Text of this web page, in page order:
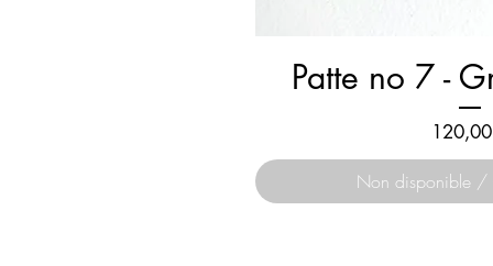
Patte no 7 -
Prix
Non disponible /